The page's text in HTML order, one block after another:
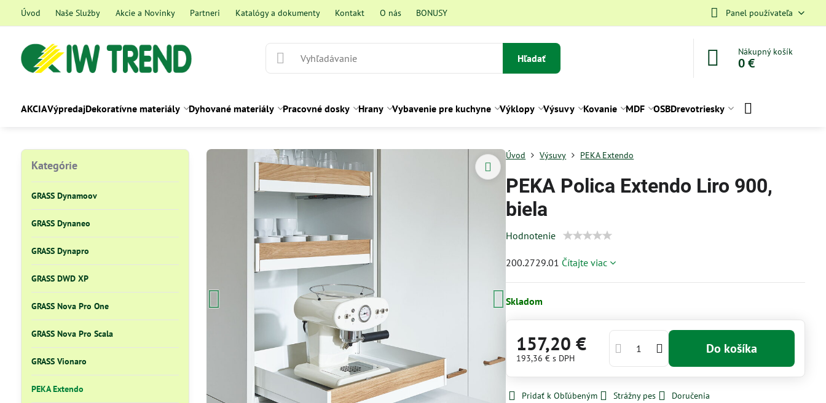
Úvod Naše Služby Akcie a Novinky Partneri Katalógy a dokumenty Kontakt O nás BONUSY Panel používateľa
Hľadať
Nákupný košík
0 €
AKCIAVýpredajDekoratívne materiály Dyhované materiály Pracovné dosky Hrany Vybavenie pre kuchyne Výklopy Výsuvy Kovanie MDF OSBDrevotriesky
Úvod Výsuvy PEKA Extendo
PEKA Polica Extendo Liro 900,
biela
Hodnotenie
200.2729.01 Čítajte viac
Skladom
157,20 €
193,36 €s DPH
Do košíka
Pridať k Obľúbeným Strážny pes Doručenia
Kategórie
GRASS Dynamoov
GRASS Dynaneo
GRASS Dynapro
GRASS DWD XP
GRASS Nova Pro One
GRASS Nova Pro Scala
GRASS Vionaro
PEKA Extendo